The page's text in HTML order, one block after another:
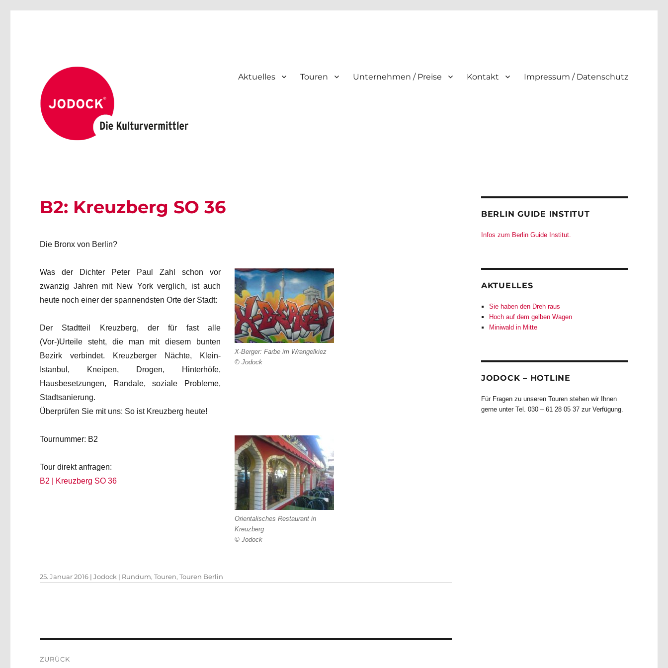
Aktuelles Touren Unternehmen / Preise Kontakt Impressum / Datenschutz
B2: Kreuzberg SO 36
Die Bronx von Berlin?
X-Berger: Farbe im Wrangelkiez
© Jodock
Was der Dichter Peter Paul Zahl schon vor
zwanzig Jahren mit New York verglich, ist auch
heute noch einer der spannendsten Orte der Stadt:
Der Stadtteil Kreuzberg, der für fast alle
(Vor-)Urteile steht, die man mit diesem bunten
Bezirk verbindet. Kreuzberger Nächte, Klein-
Istanbul, Kneipen, Drogen, Hinterhöfe,
Hausbesetzungen, Randale, soziale Probleme,
Stadtsanierung.
Überprüfen Sie mit uns: So ist Kreuzberg heute!
Orientalisches Restaurant in
Kreuzberg
© Jodock
Tournummer: B2
Tour direkt anfragen:
B2 | Kreuzberg SO 36
Veröffentlicht
25. Januar 2016 |Autor
Jodock | Kategorien
Rundum,Touren,Touren Berlin
ZURÜCK
BERLIN GUIDE INSTITUT
Infos zum Berlin Guide Institut.
AKTUELLES
Sie haben den Dreh raus
Hoch auf dem gelben Wagen
Miniwald in Mitte
JODOCK – HOTLINE
Für Fragen zu unseren Touren stehen wir Ihnen
gerne unter Tel. 030 – 61 28 05 37 zur Verfügung.